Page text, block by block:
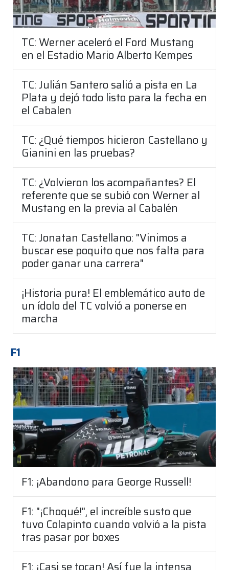
TC: Werner aceleró el Ford Mustang
en el Estadio Mario Alberto Kempes
TC: Julián Santero salió a pista en La
Plata y dejó todo listo para la fecha en
el Cabalen
TC: ¿Qué tiempos hicieron Castellano y
Gianini en las pruebas?
TC: ¿Volvieron los acompañantes? El
referente que se subió con Werner al
Mustang en la previa al Cabalén
TC: Jonatan Castellano: "Vinimos a
buscar ese poquito que nos falta para
poder ganar una carrera"
¡Historia pura! El emblemático auto de
un ídolo del TC volvió a ponerse en
marcha
F1
F1: ¡Abandono para George Russell!
F1: "¡Choqué!", el increíble susto que
tuvo Colapinto cuando volvió a la pista
tras pasar por boxes
F1: ¡Casi se tocan! Así fue la intensa